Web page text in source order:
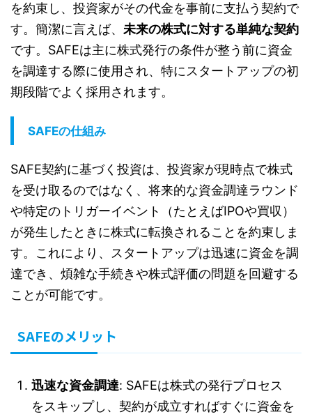
を約束し、投資家がその代金を事前に支払う契約で
す。簡潔に言えば、 未来の株式に対する単純な契約
です。SAFEは主に株式発行の条件が整う前に資金
を調達する際に使用され、特にスタートアップの初
期段階でよく採用されます。
SAFEの仕組み
SAFE契約に基づく投資は、投資家が現時点で株式
を受け取るのではなく、将来的な資金調達ラウンド
や特定のトリガーイベント（たとえばIPOや買収）
が発生したときに株式に転換されることを約束しま
す。これにより、スタートアップは迅速に資金を調
達でき、煩雑な手続きや株式評価の問題を回避する
ことが可能です。
SAFEのメリット
迅速な資金調達: SAFEは株式の発行プロセス
をスキップし、契約が成立すればすぐに資金を